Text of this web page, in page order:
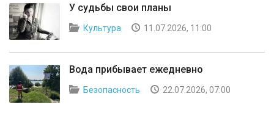
У судьбы свои планы
Культура 11.07.2026, 11:00
Вода прибывает ежедневно
Безопасность 22.07.2026, 07:00